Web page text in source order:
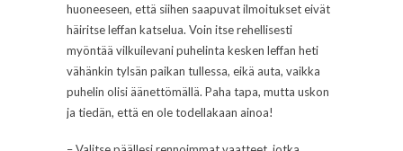
huoneeseen, että siihen saapuvat ilmoitukset eivät
häiritse leffan katselua. Voin itse rehellisesti
myöntää vilkuilevani puhelinta kesken leffan heti
vähänkin tylsän paikan tullessa, eikä auta, vaikka
puhelin olisi äänettömällä. Paha tapa, mutta uskon
ja tiedän, että en ole todellakaan ainoa!